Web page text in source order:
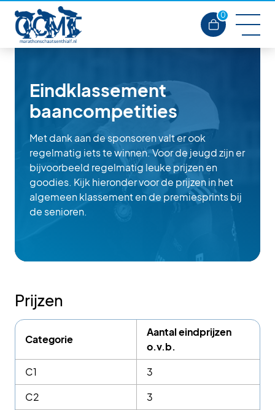
0
Eindklassement
baancompetities
Met dank aan de sponsoren valt er ook
regelmatig iets te winnen. Voor de jeugd zijn er
bijvoorbeeld regelmatig leuke prijzen en
goodies. Kijk hieronder voor de prijzen in het
algemeen klassement en de premiesprints bij
de senioren.
Prijzen
Categorie
Aantal eindprijzen
o.v.b.
C1
3
C2
3